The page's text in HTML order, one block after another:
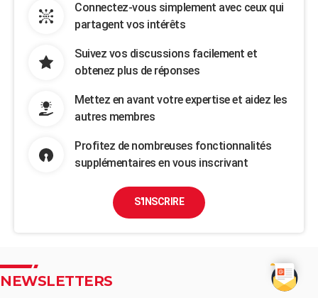
Connectez-vous simplement avec ceux qui
partagent vos intérêts
Suivez vos discussions facilement et
obtenez plus de réponses
Mettez en avant votre expertise et aidez les
autres membres
Profitez de nombreuses fonctionnalités
supplémentaires en vous inscrivant
S'INSCRIRE
NEWSLETTERS